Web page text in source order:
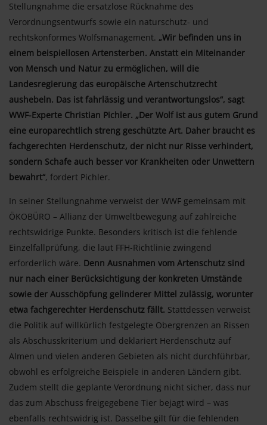
Stellungnahme die ersatzlose Rücknahme des
Verordnungsentwurfs sowie ein naturschutz- und
rechtskonformes Wolfsmanagement. „Wir befinden uns in
einem beispiellosen Artensterben. Anstatt ein Miteinander
von Mensch und Natur zu ermöglichen, will die
Landesregierung das europäische Artenschutzrecht
aushebeln. Das ist fahrlässig und verantwortungslos“, sagt
WWF-Experte Christian Pichler. „Der Wolf ist aus gutem Grund
eine europarechtlich streng geschützte Art. Daher braucht es
fachgerechten Herdenschutz, der nicht nur Risse verhindert,
sondern Schafe auch besser vor Krankheiten oder Unwettern
bewahrt“, fordert Pichler.
In seiner Stellungnahme verweist der WWF gemeinsam mit
ÖKOBÜRO – Allianz der Umweltbewegung auf zahlreiche
rechtswidrige Punkte. Besonders kritisch ist die fehlende
Einzelfallprüfung, die laut FFH-Richtlinie zwingend
erforderlich wäre. Denn Ausnahmen vom Artenschutz sind
nur nach einer Berücksichtigung der konkreten Umstände
sowie der Ausschöpfung gelinderer Mittel zulässig, worunter
etwa fachgerechter Herdenschutz fällt. Stattdessen verweist
die Politik auf willkürlich festgelegte Obergrenzen an Rissen
als Abschusskriterium und deklariert Herdenschutz auf
Almen und vielen anderen Gebieten als nicht durchführbar,
obwohl es erfolgreiche Beispiele in anderen Ländern gibt.
Zudem stellt die geplante Verordnung nicht sicher, dass nur
das zum Abschuss freigegebene Tier bejagt wird – was
ebenfalls rechtswidrig ist. Dasselbe gilt für die fehlenden